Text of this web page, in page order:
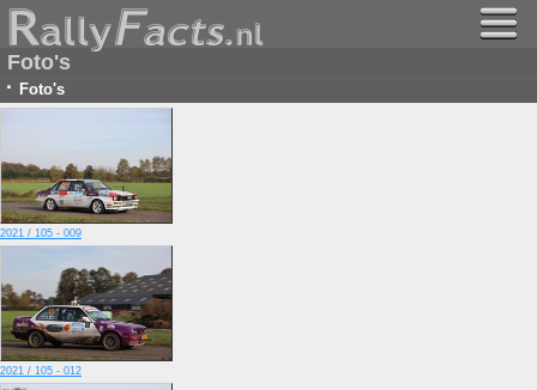
Foto's
· Foto's
2021 / 105 - 009
2021 / 105 - 012